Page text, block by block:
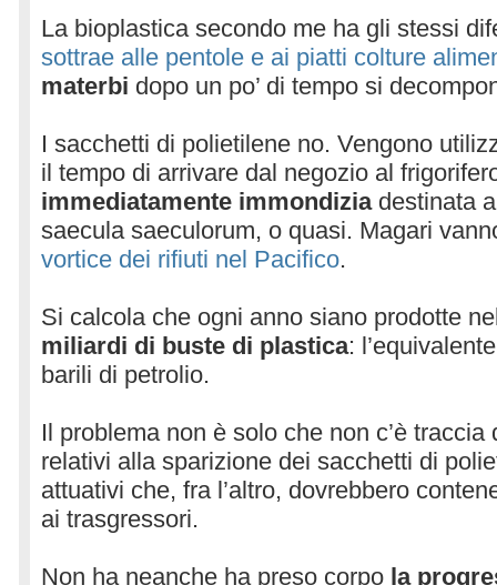
La bioplastica secondo me ha gli stessi
sottrae alle pentole e ai piatti colture
materbi dopo un po’ di tempo si
I sacchetti di polietilene no. Vengono
il tempo di arrivare dal negozio al
immediatamente immondizia destinata
saecula saeculorum, o quasi. Magari
vortice dei rifiuti nel Pacifico.
Si calcola che ogni anno siano prodotte
miliardi di buste di plastica:
barili di petrolio.
Il problema non è solo che non c’è
relativi alla sparizione dei sacchetti di
attuativi che, fra l’altro, dovrebbero
ai trasgressori.
Non ha neanche ha preso corpo la